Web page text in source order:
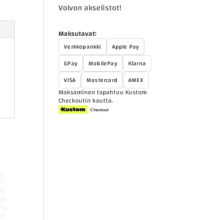
Volvon akselistot!
Maksutavat:
Verkkopankki
Apple Pay
GPay
MobilePay
Klarna
VISA
Mastercard AMEX
Maksaminen tapahtuu Kustom
Checkoutin kautta.